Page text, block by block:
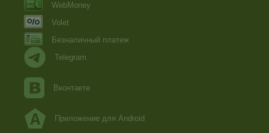
WebMoney
Volet
Безналичный платеж
Telegram
Вконтакте
Приложение для Android